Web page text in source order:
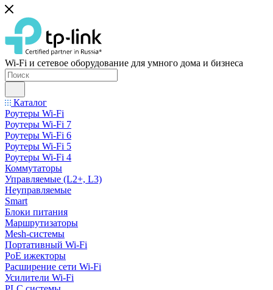
Wi-Fi и сетевое оборудование для умного дома и бизнеса
Каталог
Роутеры Wi-Fi
Роутеры Wi-Fi 7
Роутеры Wi-Fi 6
Роутеры Wi-Fi 5
Роутеры Wi-Fi 4
Коммутаторы
Управляемые (L2+, L3)
Неуправляемые
Smart
Блоки питания
Маршрутизаторы
Mesh-системы
Портативный Wi-Fi
PoE ижекторы
Расширение сети Wi‑Fi
Усилители Wi-Fi